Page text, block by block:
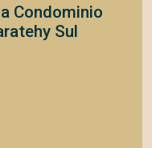
Condominio
Sul